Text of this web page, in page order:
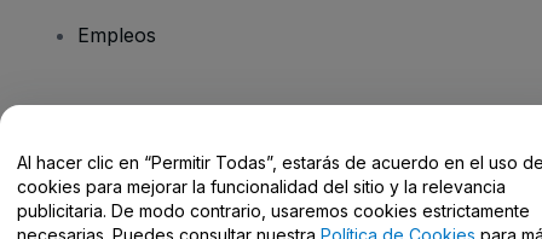
Empleos
Centro de Ayuda / Contacto
Al hacer clic en “Permitir Todas”, estarás de acuerdo en el uso
cookies para mejorar la funcionalidad del sitio y la relevancia
publicitaria. De modo contrario, usaremos cookies estrictamente
necesarias. Puedes consultar nuestra Política de Cookies para